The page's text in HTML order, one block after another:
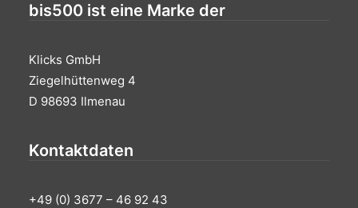
bis500 ist eine Marke der
Klicks GmbH
Ziegelhüttenweg 4
D 98693 Ilmenau
Kontaktdaten
+49 (0) 3677 – 46 92 43